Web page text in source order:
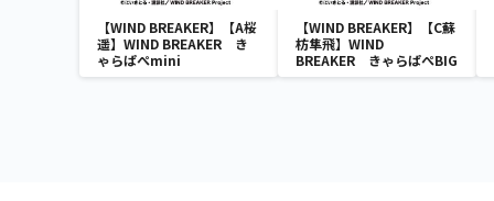
【WIND BREAKER】【A桜
遥】WIND BREAKER き
ゃらぱぺmini
【WIND BREAKER】【C蘇
枋隼飛】WIND
BREAKER きゃらぱぺBIG